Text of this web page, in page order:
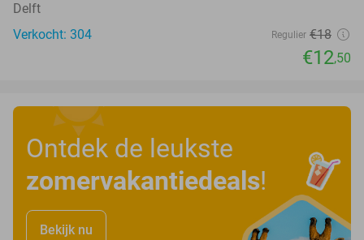
Delft
Verkocht: 304
Regulier €18
€12,50
Ontdek de leukste
zomervakantiedeals!
Bekijk nu